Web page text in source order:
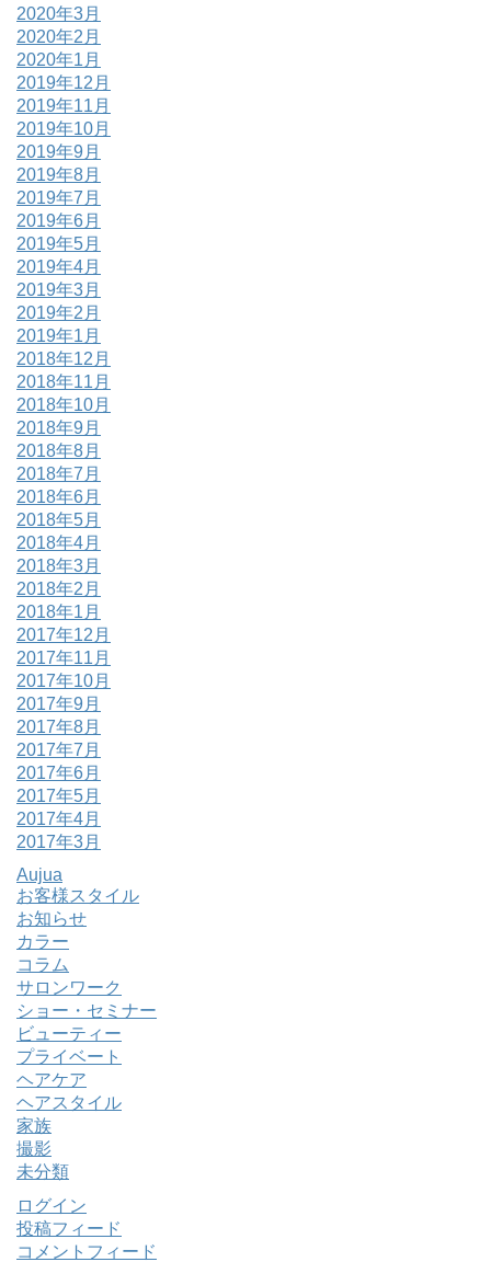
2020年3月
2020年2月
2020年1月
2019年12月
2019年11月
2019年10月
2019年9月
2019年8月
2019年7月
2019年6月
2019年5月
2019年4月
2019年3月
2019年2月
2019年1月
2018年12月
2018年11月
2018年10月
2018年9月
2018年8月
2018年7月
2018年6月
2018年5月
2018年4月
2018年3月
2018年2月
2018年1月
2017年12月
2017年11月
2017年10月
2017年9月
2017年8月
2017年7月
2017年6月
2017年5月
2017年4月
2017年3月
Aujua
お客様スタイル
お知らせ
カラー
コラム
サロンワーク
ショー・セミナー
ビューティー
プライベート
ヘアケア
ヘアスタイル
家族
撮影
未分類
ログイン
投稿フィード
コメントフィード